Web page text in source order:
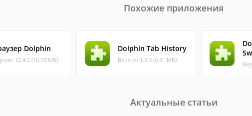
Похожие приложения
Dolphin
12.4.2 (16.78 МБ)
Dolphin Tab History
Версия: 1.2.3 (0.31 МБ)
Актуальные статьи